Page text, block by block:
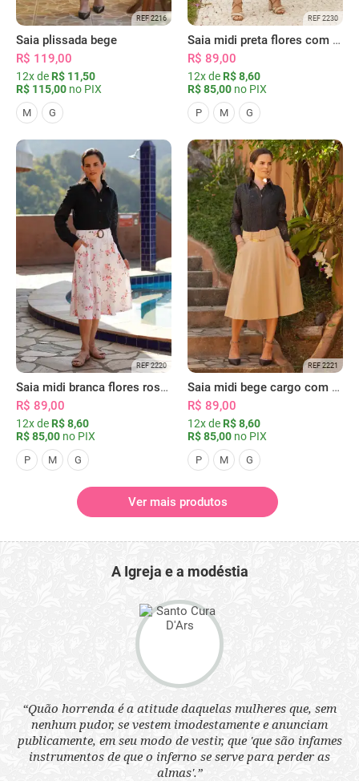
REF 2216
Saia plissada bege
R$ 119,00
12x de R$ 11,50
R$ 115,00 no PIX
M G
REF 2230
Saia midi preta flores com bolsos
R$ 89,00
12x de R$ 8,60
R$ 85,00 no PIX
P M G
REF 2220
Saia midi branca flores rosas com bolsos
R$ 89,00
12x de R$ 8,60
R$ 85,00 no PIX
P M G
REF 2221
Saia midi bege cargo com bolsos
R$ 89,00
12x de R$ 8,60
R$ 85,00 no PIX
P M G
Ver mais produtos
A Igreja e a modéstia
“Quão horrenda é a atitude daquelas mulheres que, sem
nenhum pudor, se vestem imodestamente e anunciam
publicamente, em seu modo de vestir, que 'que são infames
instrumentos de que o inferno se serve para perder as
almas'.”